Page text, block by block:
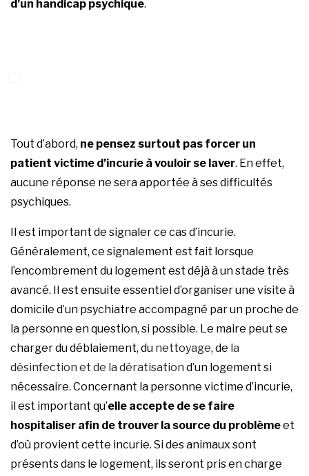
d’un handicap psychique.
Tout d’abord, ne pensez surtout pas forcer un
patient victime d’incurie à vouloir se laver. En effet,
aucune réponse ne sera apportée à ses difficultés
psychiques.
Il est important de signaler ce cas d’incurie.
Généralement, ce signalement est fait lorsque
l’encombrement du logement est déjà à un stade très
avancé. Il est ensuite essentiel d’organiser une visite à
domicile d’un psychiatre accompagné par un proche de
la personne en question, si possible. Le maire peut se
charger du déblaiement, du nettoyage, de la
désinfection et de la dératisation d’un logement si
nécessaire. Concernant la personne victime d’incurie,
il est important qu’elle accepte de se faire
hospitaliser afin de trouver la source du problèmeet
d’où provient cette incurie. Si des animaux sont
présents dans le logement, ils seront pris en charge